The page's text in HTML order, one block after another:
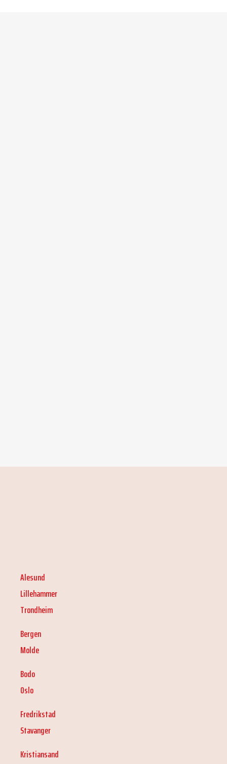
Alesund
Lillehammer
Trondheim
Bergen
Molde
Bodo
Oslo
Fredrikstad
Stavanger
Kristiansand